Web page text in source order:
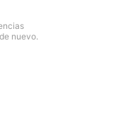
nuevo.